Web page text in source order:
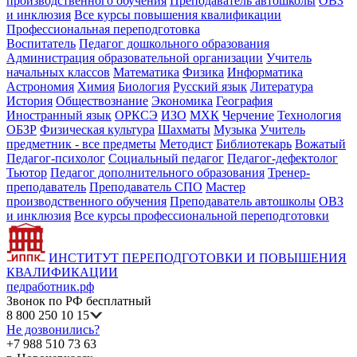
и инклюзия Все курсы повышения квалификации
Профессиональная переподготовка
Воспитатель Педагог дошкольного образования
Администрация образовательной организации Учитель
начальных классов Математика Физика Информатика
Астрономия Химия Биология Русский язык Литература
История Обществознание Экономика География
Иностранный язык ОРКСЭ ИЗО МХК Черчение Технология
ОБЗР Физическая культура Шахматы Музыка Учитель
предметник - все предметы Методист Библиотекарь Вожатый
Педагог-психолог Социальный педагог Педагог-дефектолог
Тьютор Педагог дополнительного образования Тренер-
преподаватель Преподаватель СПО Мастер
производственного обучения Преподаватель автошколы ОВЗ
и инклюзия Все курсы профессиональной переподготовки
ИНСТИТУТ ПЕРЕПОДГОТОВКИ И ПОВЫШЕНИЯ
КВАЛИФИКАЦИИ
педработник.рф
Звонок по РФ бесплатный
8 800 250 10 15
Не дозвонились?
+7 988 510 73 63